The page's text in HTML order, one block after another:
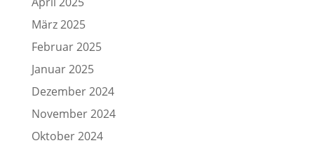
März 2025
Februar 2025
Januar 2025
Dezember 2024
November 2024
Oktober 2024